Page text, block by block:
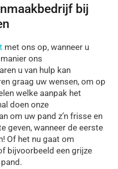
bij
met ons op, wanneer u
ons
u van hulp kan
graag uw wensen, om op
welke aanpak het
doen onze
om uw pand z’n frisse en
geven, wanneer de eerste
Of het nu gaat om
bijvoorbeeld een grijze